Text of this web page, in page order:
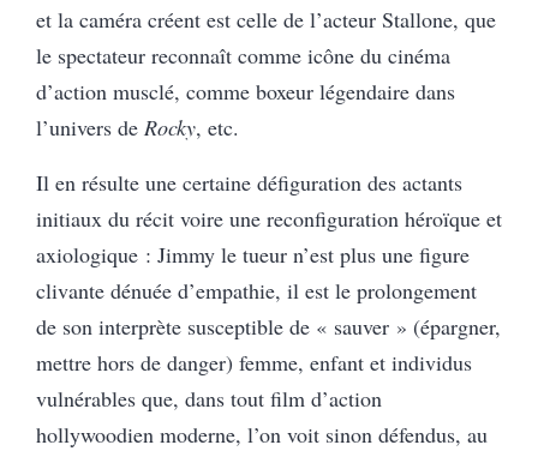
et la caméra créent est celle de l’acteur Stallone, que
le spectateur reconnaît comme icône du cinéma
d’action musclé, comme boxeur légendaire dans
l’univers de Rocky, etc.
Il en résulte une certaine défiguration des actants
initiaux du récit voire une reconfiguration héroïque et
axiologique : Jimmy le tueur n’est plus une figure
clivante dénuée d’empathie, il est le prolongement
de son interprète susceptible de « sauver » (épargner,
mettre hors de danger) femme, enfant et individus
vulnérables que, dans tout film d’action
hollywoodien moderne, l’on voit sinon défendus, au